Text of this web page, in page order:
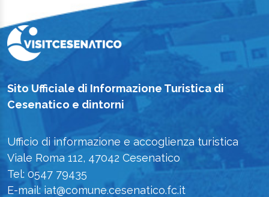
Sito Ufficiale di Informazione Turistica di
Cesenatico e dintorni
Ufficio di informazione e accoglienza turistica
Viale Roma 112, 47042 Cesenatico
Tel: 0547 79435
E-mail: iat@comune.cesenatico.fc.it